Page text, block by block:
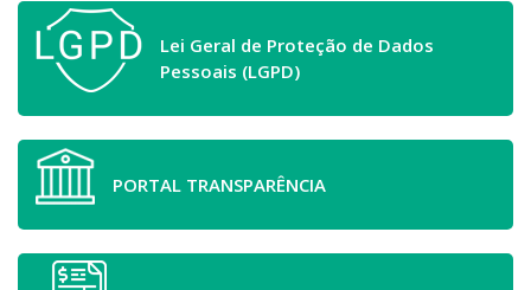
Lei Geral de Proteção de Dados
Pessoais (LGPD)
PORTAL TRANSPARÊNCIA